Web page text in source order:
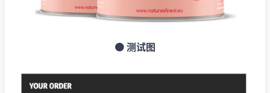
🟠 测试图